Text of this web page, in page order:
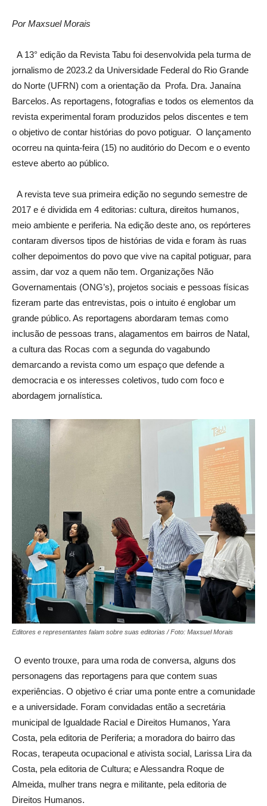
Por Maxsuel Morais
A 13° edição da Revista Tabu foi desenvolvida pela turma de
jornalismo de 2023.2 da Universidade Federal do Rio Grande
do Norte (UFRN) com a orientação da Profa. Dra. Janaína
Barcelos. As reportagens, fotografias e todos os elementos da
revista experimental foram produzidos pelos discentes e tem
o objetivo de contar histórias do povo potiguar. O lançamento
ocorreu na quinta-feira (15) no auditório do Decom e o evento
esteve aberto ao público.
A revista teve sua primeira edição no segundo semestre de
2017 e é dividida em 4 editorias: cultura, direitos humanos,
meio ambiente e periferia. Na edição deste ano, os repórteres
contaram diversos tipos de histórias de vida e foram às ruas
colher depoimentos do povo que vive na capital potiguar, para
assim, dar voz a quem não tem. Organizações Não
Governamentais (ONG’s), projetos sociais e pessoas físicas
fizeram parte das entrevistas, pois o intuito é englobar um
grande público. As reportagens abordaram temas como
inclusão de pessoas trans, alagamentos em bairros de Natal,
a cultura das Rocas com a segunda do vagabundo
demarcando a revista como um espaço que defende a
democracia e os interesses coletivos, tudo com foco e
abordagem jornalística.
Editores e representantes falam sobre suas editorias / Foto: Maxsuel Morais
O evento trouxe, para uma roda de conversa, alguns dos
personagens das reportagens para que contem suas
experiências. O objetivo é criar uma ponte entre a comunidade
e a universidade. Foram convidadas então a secretária
municipal de Igualdade Racial e Direitos Humanos, Yara
Costa, pela editoria de Periferia; a moradora do bairro das
Rocas, terapeuta ocupacional e ativista social, Larissa Lira da
Costa, pela editoria de Cultura; e Alessandra Roque de
Almeida, mulher trans negra e militante, pela editoria de
Direitos Humanos.